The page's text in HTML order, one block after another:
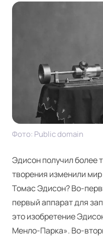
Фото: Pub­lic domain
Эдисон получил более
творения изменили
Томас Эдисон? Во-
первый аппарат для
это изобретение
Менло-Парка». Во-